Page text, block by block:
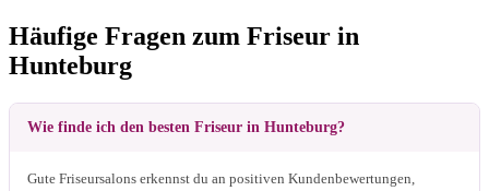
Häufige Fragen zum Friseur in
Hunteburg
Wie finde ich den besten Friseur in Hunteburg?
Gute Friseursalons erkennst du an positiven Kundenbewertungen,